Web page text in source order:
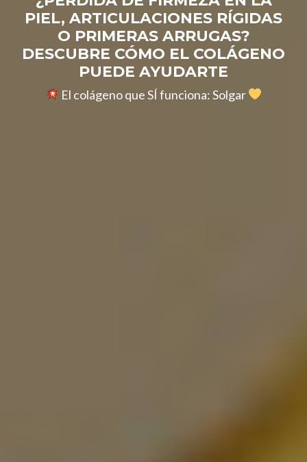
PIEL, ARTICULACIONES RÍGIDAS
O PRIMERAS ARRUGAS?
DESCUBRE CÓMO EL COLÁGENO
PUEDE AYUDARTE
El colágeno que SÍ funciona: Solgar